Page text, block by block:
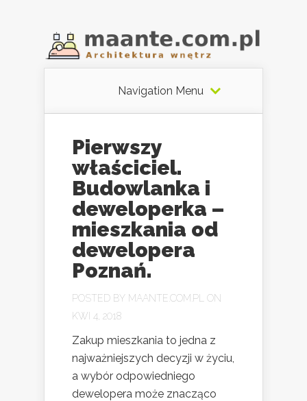
Navigation Menu
Pierwszy
właściciel.
Budowlanka i
deweloperka –
mieszkania od
dewelopera
Poznań.
POSTED BY MAANTE.COM.PL
ON
KWI 4, 2018
Zakup mieszkania to jedna z
najważniejszych decyzji w życiu,
a wybór odpowiedniego
dewelopera może znacząco